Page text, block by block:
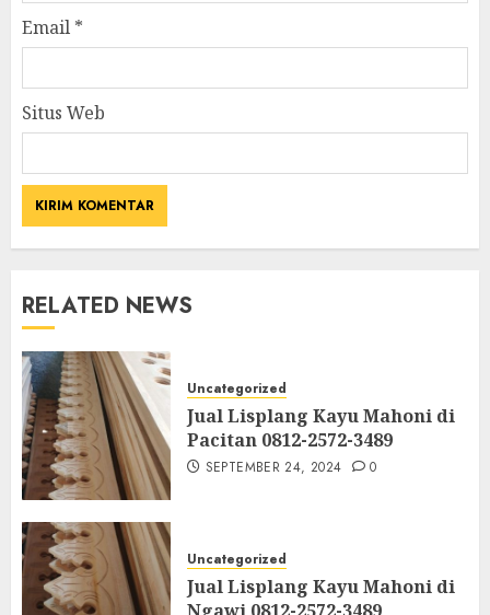
Email *
Situs Web
RELATED NEWS
Uncategorized
Jual Lisplang Kayu Mahoni di
Pacitan 0812-2572-3489
SEPTEMBER 24, 2024 0
Uncategorized
Jual Lisplang Kayu Mahoni di
Ngawi 0812-2572-3489